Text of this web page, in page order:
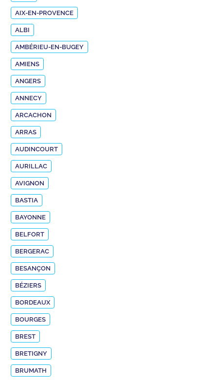
AIX-EN-PROVENCE
ALBI
AMBÉRIEU-EN-BUGEY
AMIENS
ANGERS
ANNECY
ARCACHON
ARRAS
AUDINCOURT
AURILLAC
AVIGNON
BASTIA
BAYONNE
BELFORT
BERGERAC
BESANÇON
BÉZIERS
BORDEAUX
BOURGES
BREST
BRETIGNY
BRUMATH